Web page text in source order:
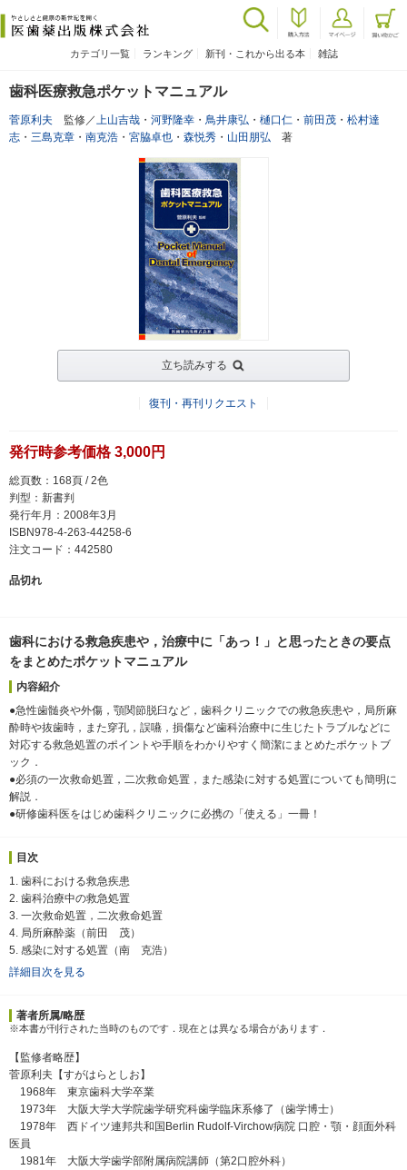
カテゴリ一覧 ランキング 新刊・これから出る本 雑誌
歯科医療救急ポケットマニュアル
菅原利夫 監修／上山吉哉 ・ 河野隆幸 ・ 鳥井康弘 ・ 樋口仁 ・ 前田茂 ・ 松村達
志 ・ 三島克章 ・ 南克浩 ・ 宮脇卓也 ・ 森悦秀 ・ 山田朋弘 著
立ち読みする
復刊・再刊リクエスト
発行時参考価格 3,000円
総頁数：168頁 / 2色
判型：新書判
発行年月：2008年3月
ISBN978-4-263-44258-6
注文コード：442580
品切れ
歯科における救急疾患や，治療中に「あっ！」と思ったときの要点
をまとめたポケットマニュアル
内容紹介
●急性歯髄炎や外傷，顎関節脱臼など，歯科クリニックでの救急疾患や，局所麻
酔時や抜歯時，また穿孔，誤嚥，損傷など歯科治療中に生じたトラブルなどに
対応する救急処置のポイントや手順をわかりやすく簡潔にまとめたポケットブ
ック．
●必須の一次救命処置，二次救命処置，また感染に対する処置についても簡明に
解説．
●研修歯科医をはじめ歯科クリニックに必携の「使える」一冊！
目次
1. 歯科における救急疾患
2. 歯科治療中の救急処置
3. 一次救命処置，二次救命処置
4. 局所麻酔薬（前田 茂）
5. 感染に対する処置（南 克浩）
詳細目次を見る
著者所属/略歴
※本書が刊行された当時のものです．現在とは異なる場合があります．
【監修者略歴】
菅原利夫【すがはらとしお】
1968年 東京歯科大学卒業
1973年 大阪大学大学院歯学研究科歯学臨床系修了（歯学博士）
1978年 西ドイツ連邦共和国Berlin Rudolf-Virchow病院 口腔・顎・顔面外科
医員
1981年 大阪大学歯学部附属病院講師（第2口腔外科）